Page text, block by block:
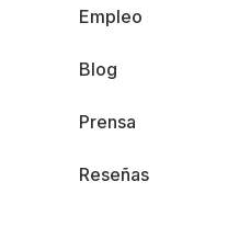
Empleo
Blog
Prensa
Reseñas